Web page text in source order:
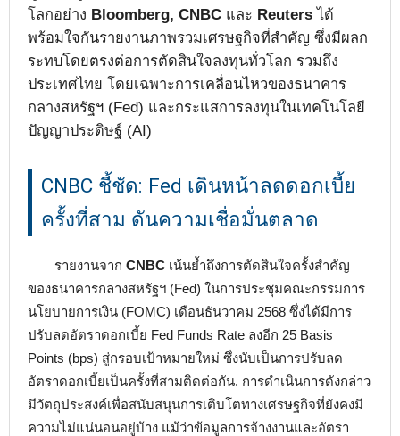
โลกอย่าง Bloomberg, CNBC และ Reuters ได้
พร้อมใจกันรายงานภาพรวมเศรษฐกิจที่สำคัญ ซึ่งมีผลก
ระทบโดยตรงต่อการตัดสินใจลงทุนทั่วโลก รวมถึง
ประเทศไทย โดยเฉพาะการเคลื่อนไหวของธนาคาร
กลางสหรัฐฯ (Fed) และกระแสการลงทุนในเทคโนโลยี
ปัญญาประดิษฐ์ (AI)
CNBC ชี้ชัด: Fed เดินหน้าลดดอกเบี้ย
ครั้งที่สาม ดันความเชื่อมั่นตลาด
รายงานจาก CNBC เน้นย้ำถึงการตัดสินใจครั้งสำคัญ
ของธนาคารกลางสหรัฐฯ (Fed) ในการประชุมคณะกรรมการ
นโยบายการเงิน (FOMC) เดือนธันวาคม 2568 ซึ่งได้มีการ
ปรับลดอัตราดอกเบี้ย Fed Funds Rate ลงอีก 25 Basis
Points (bps) สู่กรอบเป้าหมายใหม่ ซึ่งนับเป็นการปรับลด
อัตราดอกเบี้ยเป็นครั้งที่สามติดต่อกัน. การดำเนินการดังกล่าว
มีวัตถุประสงค์เพื่อสนับสนุนการเติบโตทางเศรษฐกิจที่ยังคงมี
ความไม่แน่นอนอยู่บ้าง แม้ว่าข้อมูลการจ้างงานและอัตรา